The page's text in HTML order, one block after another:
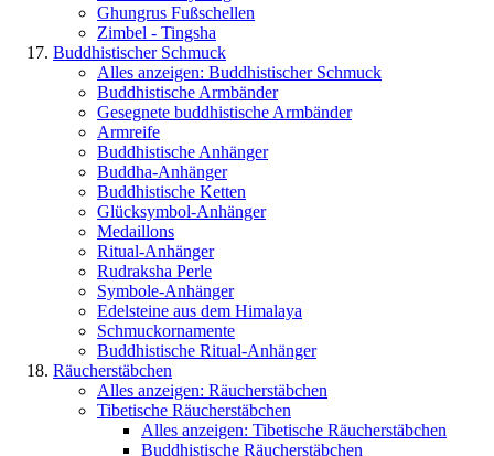
Ghungrus Fußschellen
Zimbel - Tingsha
Buddhistischer Schmuck
Alles anzeigen: Buddhistischer Schmuck
Buddhistische Armbänder
Gesegnete buddhistische Armbänder
Armreife
Buddhistische Anhänger
Buddha-Anhänger
Buddhistische Ketten
Glücksymbol-Anhänger
Medaillons
Ritual-Anhänger
Rudraksha Perle
Symbole-Anhänger
Edelsteine aus dem Himalaya
Schmuckornamente
Buddhistische Ritual-Anhänger
Räucherstäbchen
Alles anzeigen: Räucherstäbchen
Tibetische Räucherstäbchen
Alles anzeigen: Tibetische Räucherstäbchen
Buddhistische Räucherstäbchen